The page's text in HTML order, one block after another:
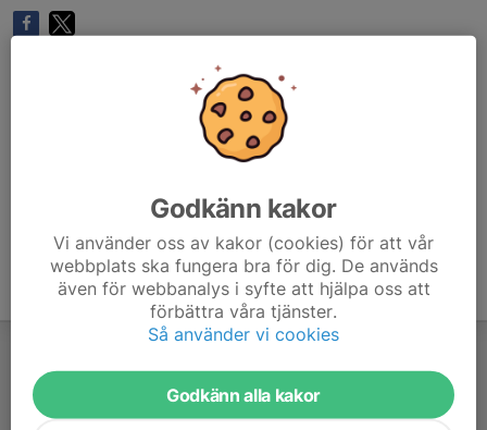
Godkänn kakor
Vi använder oss av kakor (cookies) för att vår
webbplats ska fungera bra för dig. De används
även för webbanalys i syfte att hjälpa oss att
förbättra våra tjänster.
Så använder vi cookies
Godkänn alla kakor